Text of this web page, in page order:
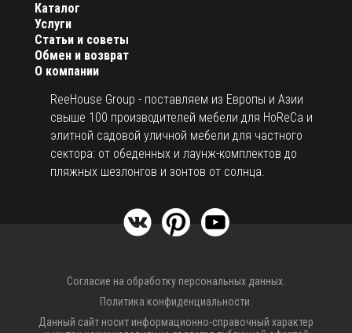
О компании
ReeHouse Group - поставляем из Европы и Азии
свыше 100 производителей мебели для HoReCa и
элитной садовой уличной мебели для частного
сектора: от обеденных и лаунж-комплектов до
пляжных шезлонгов и зонтов от солнца.
Каталог
Услуги
Статьи и советы
Обмен и возврат
Согласие на обработку персональных данных.
Политика конфиденциальности.
Данный сайт носит информационно-справочный характер